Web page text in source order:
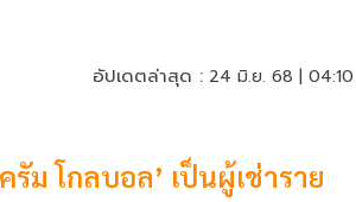
อัปเดตล่าสุด : 24 มิ.ย. 68 |
รัม โกลบอล’ เป็นผู้เช่าราย